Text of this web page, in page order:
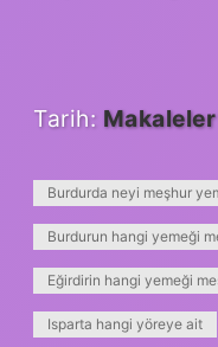
Tarih: Makaleler
Burdurda neyi meşhur
Burdurun hangi yemeği
Eğirdirin hangi yemeği
Isparta hangi yöreye ait